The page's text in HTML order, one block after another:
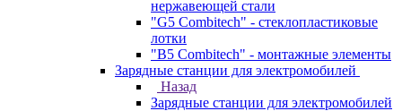
нержавеющей стали
"G5 Combitech" - стеклопластиковые
лотки
"B5 Combitech" - монтажные элементы
Зарядные станции для электромобилей
Назад
Зарядные станции для электромобилей